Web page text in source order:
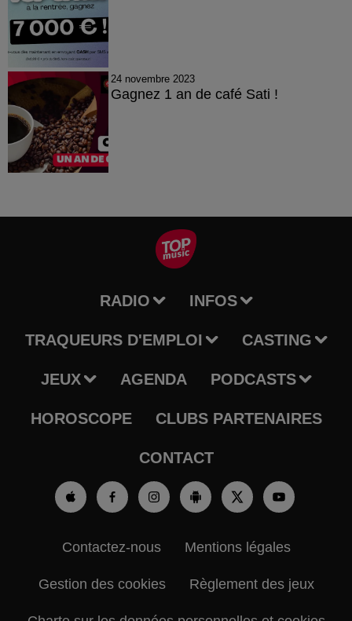
24 novembre 2023
Gagnez 1 an de café Sati !
RADIO INFOS
TRAQUEURS D'EMPLOI CASTING
JEUX AGENDA PODCASTS
HOROSCOPE CLUBS PARTENAIRES
CONTACT
Contactez-nous Mentions légales
Gestion des cookies Règlement des jeux